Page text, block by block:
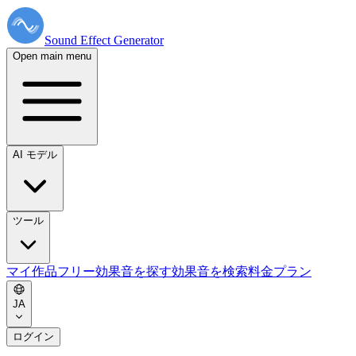
Sound Effect Generator
Open main menu
AI モデル
ツール
マイ作品フリー効果音を探す効果音を検索料金プラン
JA
ログイン